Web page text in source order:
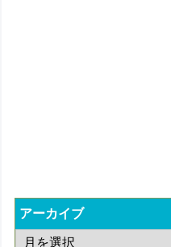
アーカイブ